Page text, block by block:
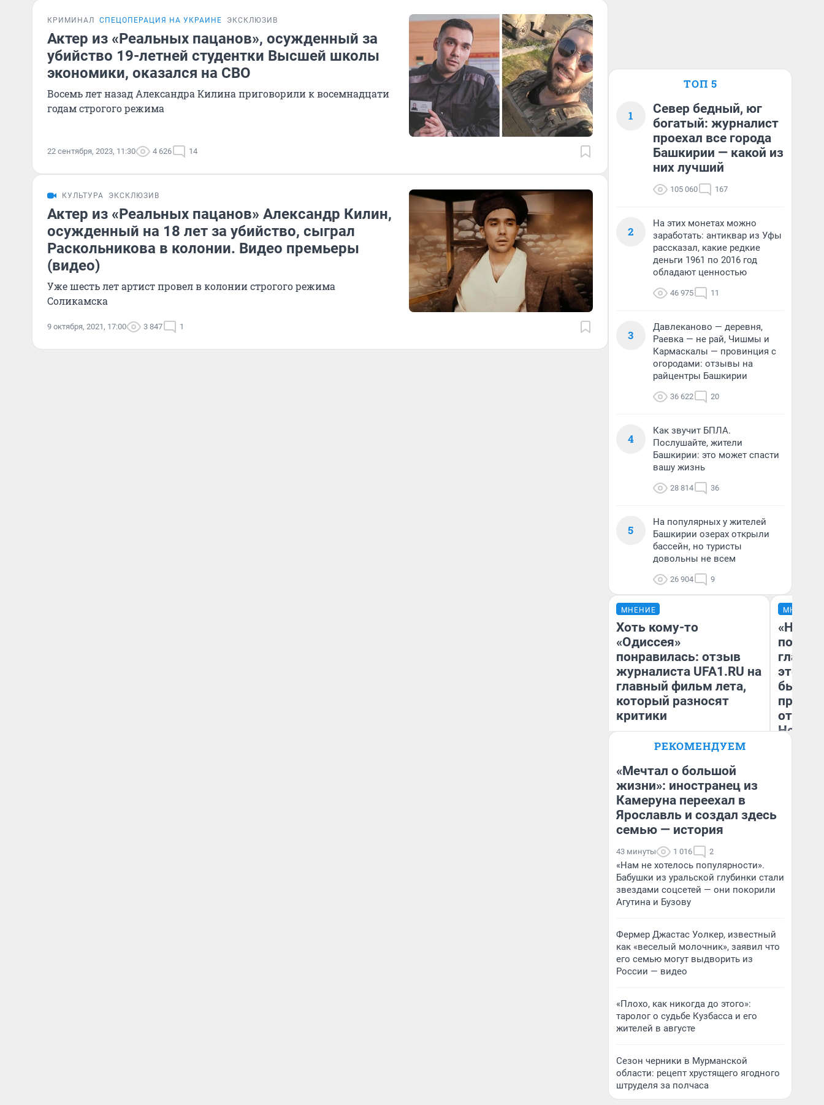
КРИМИНАЛ СПЕЦОПЕРАЦИЯ НА УКРАИНЕ ЭКСКЛЮЗИВ
Актер из «Реальных пацанов», осужденный за
убийство 19-летней студентки Высшей школы
экономики, оказался на СВО
Восемь лет назад Александра Килина приговорили к восемнадцати
годам строгого режима
22 сентября, 2023, 11:30 4 626 14
КУЛЬТУРА ЭКСКЛЮЗИВ
Актер из «Реальных пацанов» Александр Килин,
осужденный на 18 лет за убийство, сыграл
Раскольникова в колонии. Видео премьеры
(видео)
Уже шесть лет артист провел в колонии строгого режима
Соликамска
9 октября, 2021, 17:00 3 847 1
ТОП 5
1
Север бедный, юг
богатый: журналист
проехал все города
Башкирии — какой из
них лучший
105 060 167
2
На этих монетах можно
заработать: антиквар из Уфы
рассказал, какие редкие
деньги 1961 по 2016 год
обладают ценностью
46 975 11
3
Давлеканово — деревня,
Раевка — не рай, Чишмы и
Кармаскалы — провинция с
огородами: отзывы на
райцентры Башкирии
36 622 20
4
Как звучит БПЛА.
Послушайте, жители
Башкирии: это может спасти
вашу жизнь
28 814 36
5
На популярных у жителей
Башкирии озерах открыли
бассейн, но туристы
довольны не всем
26 904 9
МНЕНИЕ
Хоть кому-то
«Одиссея»
понравилась: отзыв
журналиста UFA1.RU на
главный фильм лета,
который разносят
критики
Антон Селиверстов
МНЕНИЕ
этого
бьет
отзыв
Нолана
РЕКОМЕНДУЕМ
«Мечтал о большой
жизни»: иностранец из
Камеруна переехал в
Ярославль и создал здесь
семью — история
43 минуты 1 016 2
«Нам не хотелось популярности».
Бабушки из уральской глубинки стали
звездами соцсетей — они покорили
Агутина и Бузову
Фермер Джастас Уолкер, известный
как «веселый молочник», заявил что
его семью могут выдворить из
России — видео
«Плохо, как никогда до этого»:
таролог о судьбе Кузбасса и его
жителей в августе
Сезон черники в Мурманской
области: рецепт хрустящего ягодного
штруделя за полчаса